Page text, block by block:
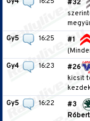
#32
Gy5
16:25 #1
Gy4
16:23 #26
kicsit
Gy5
16:22 #3
Róbert